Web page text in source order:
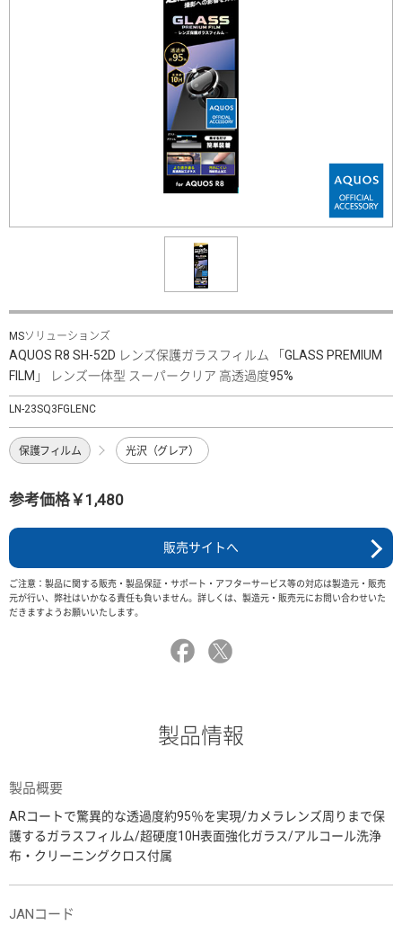
MSソリューションズ
AQUOS R8 SH-52D レンズ保護ガラスフィルム 「GLASS PREMIUM
FILM」 レンズ一体型 スーパークリア 高透過度95%
LN-23SQ3FGLENC
保護フィルム 光沢（グレア）
参考価格￥1,480
販売サイトへ
ご注意：製品に関する販売・製品保証・サポート・アフターサービス等の対応は製造元・販売
元が行い、弊社はいかなる責任も負いません。詳しくは、製造元・販売元にお問い合わせいた
だきますようお願いいたします。
製品情報
製品概要
ARコートで驚異的な透過度約95％を実現/カメラレンズ周りまで保
護するガラスフィルム/超硬度10H表面強化ガラス/アルコール洗浄
布・クリーニングクロス付属
JANコード